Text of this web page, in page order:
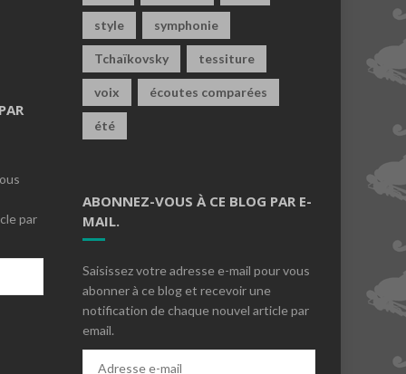
par
style symphonie
Tchaïkovsky tessiture
voix écoutes comparées
été
ABONNEZ-VOUS À CE BLOG PAR E-
MAIL.
Saisissez votre adresse e-mail pour vous
abonner à ce blog et recevoir une
notification de chaque nouvel article par
email.